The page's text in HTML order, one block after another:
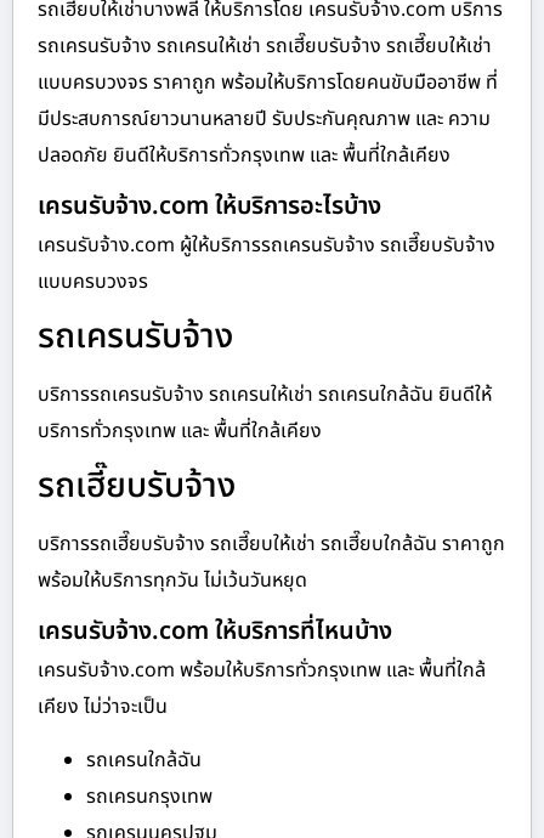
รถเฮี๊ยบให้เช่าบางพลี ให้บริการโดย เครนรับจ้าง.com บริการ
รถเครนรับจ้าง รถเครนให้เช่า รถเฮี๊ยบรับจ้าง รถเฮี๊ยบให้เช่า
แบบครบวงจร ราคาถูก พร้อมให้บริการโดยคนขับมืออาชีพ ที่
มีประสบการณ์ยาวนานหลายปี รับประกันคุณภาพ และ ความ
ปลอดภัย ยินดีให้บริการทั่วกรุงเทพ และ พื้นที่ใกล้เคียง
เครนรับจ้าง.com ให้บริการอะไรบ้าง
เครนรับจ้าง.com ผู้ให้บริการรถเครนรับจ้าง รถเฮี๊ยบรับจ้าง
แบบครบวงจร
รถเครนรับจ้าง
บริการรถเครนรับจ้าง รถเครนให้เช่า รถเครนใกล้ฉัน ยินดีให้
บริการทั่วกรุงเทพ และ พื้นที่ใกล้เคียง
รถเฮี๊ยบรับจ้าง
บริการรถเฮี๊ยบรับจ้าง รถเฮี๊ยบให้เช่า รถเฮี๊ยบใกล้ฉัน ราคาถูก
พร้อมให้บริการทุกวัน ไม่เว้นวันหยุด
เครนรับจ้าง.com ให้บริการที่ไหนบ้าง
เครนรับจ้าง.com พร้อมให้บริการทั่วกรุงเทพ และ พื้นที่ใกล้
เคียง ไม่ว่าจะเป็น
รถเครนใกล้ฉัน
รถเครนกรุงเทพ